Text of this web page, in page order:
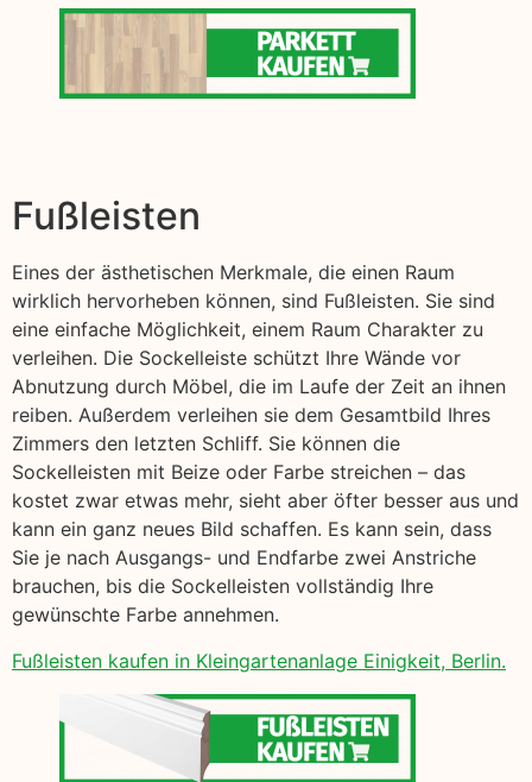
Fußleisten
Eines der ästhetischen Merkmale, die einen Raum
wirklich hervorheben können, sind Fußleisten. Sie sind
eine einfache Möglichkeit, einem Raum Charakter zu
verleihen. Die Sockelleiste schützt Ihre Wände vor
Abnutzung durch Möbel, die im Laufe der Zeit an ihnen
reiben. Außerdem verleihen sie dem Gesamtbild Ihres
Zimmers den letzten Schliff. Sie können die
Sockelleisten mit Beize oder Farbe streichen – das
kostet zwar etwas mehr, sieht aber öfter besser aus und
kann ein ganz neues Bild schaffen. Es kann sein, dass
Sie je nach Ausgangs- und Endfarbe zwei Anstriche
brauchen, bis die Sockelleisten vollständig Ihre
gewünschte Farbe annehmen.
Fußleisten kaufen in Kleingartenanlage Einigkeit, Berlin.